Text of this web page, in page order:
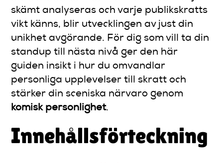
skämt analyseras och varje publikskratts
vikt känns, blir utvecklingen av just din
unikhet avgörande. För dig som vill ta din
standup till nästa nivå ger den här
guiden insikt i hur du omvandlar
personliga upplevelser till skratt och
stärker din sceniska närvaro genom
komisk personlighet.
Innehållsförteckning